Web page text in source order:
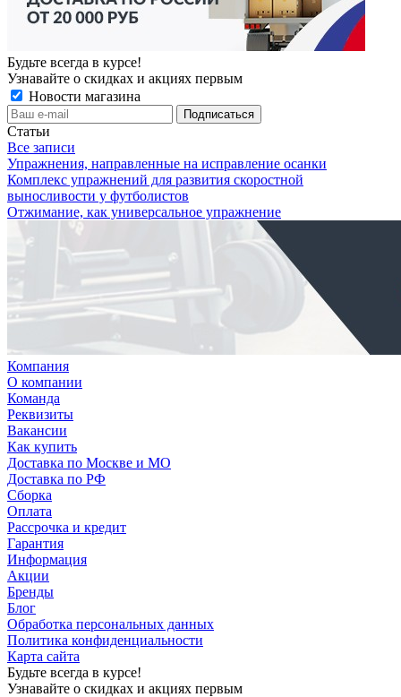
Будьте всегда в курсе!
Узнавайте о скидках и акциях первым
Новости магазина
Статьи
Все записи
Упражнения, направленные на исправление осанки
Комплекс упражнений для развития скоростной
выносливости у футболистов
Отжимание, как универсальное упражнение
Компания
О компании
Команда
Реквизиты
Вакансии
Как купить
Доставка по Москве и МО
Доставка по РФ
Сборка
Оплата
Рассрочка и кредит
Гарантия
Информация
Акции
Бренды
Блог
Обработка персональных данных
Политика конфиденциальности
Карта сайта
Будьте всегда в курсе!
Узнавайте о скидках и акциях первым